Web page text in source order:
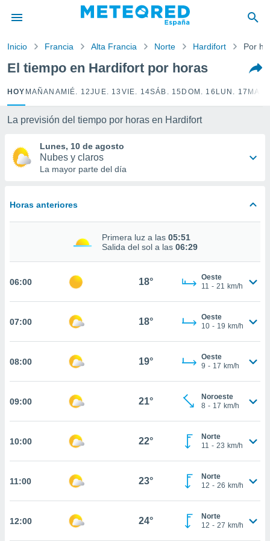
por
para
que se
calidad.
a este
y
digital
permite
seguir
coste.
a la
todas
nuestros
nos
análisis
perfil
y
en
CONFIGURACIÓN
Inicio Francia Alta Francia Norte Hardifort Por
El tiempo en Hardifort por horas
HOY MAÑANA MIÉ. 12JUE. 13 VIE. 14SÁB. 15 DOM. 16 LUN. 17
La previsión del tiempo por horas en Hardifort
Lunes, 10 de agosto
Nubes y claros
La mayor parte del día
Horas anteriores
Primera luz a las 05:51
Salida del sol a las 06:29
06:00 18°
Oeste
11 - 21 km/h
07:00 18°
Oeste
10 - 19 km/h
08:00 19°
Oeste
9 - 17 km/h
09:00 21°
Noroeste
8 - 17 km/h
10:00 22°
Norte
11 - 23 km/h
11:00 23°
Norte
12 - 26 km/h
12:00 24°
Norte
12 - 27 km/h